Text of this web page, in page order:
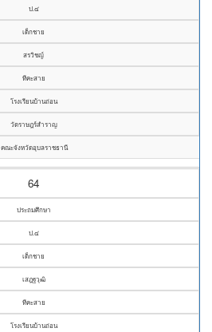
ป.๔
เด็กชาย
สรวิชญ์
ทีคะสาย
โรงเรียนบ้านถ่อน
วัดราษฎร์สำราญ
คณะจังหวัดอุบลราชธานี
64
ประถมศึกษา
ป.๔
เด็กชาย
เสฎฐวุฒิ
ทีคะสาย
โรงเรียนบ้านถ่อน